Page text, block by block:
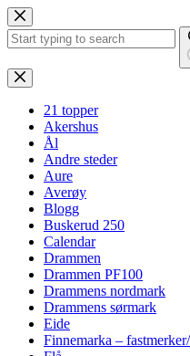
Hopp
til
innholdet
Ingen
resultater
21 topper
Akershus
Ål
Andre steder
Aure
Averøy
Blogg
Buskerud 250
Calendar
Drammen
Drammen PF100
Drammens nordmark
Drammens sørmark
Eide
Finnemarka –